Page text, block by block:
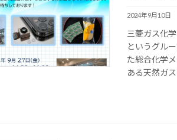
2024年9月10日
三菱ガス化
というグル
た総合化学
ある天然ガ